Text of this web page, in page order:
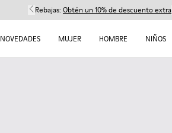
Rebajas: Obtén un 10% de descuento extra
NOVEDADES MUJER HOMBRE NIÑOS